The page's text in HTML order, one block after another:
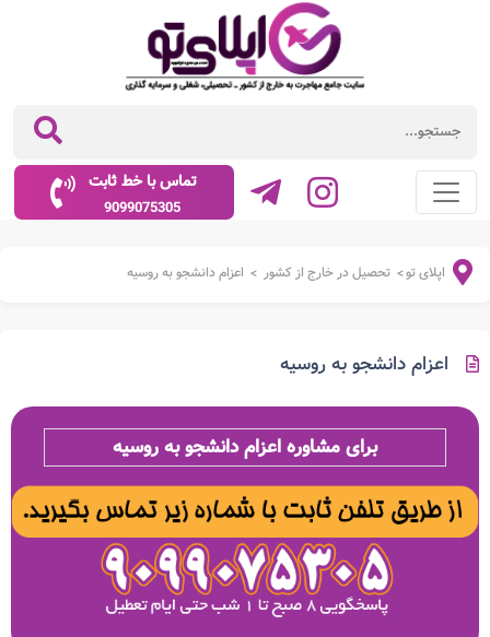
تماس با خط ثابت
9099075305
اپلای تو> تحصیل در خارج از کشور > اعزام دانشجو به روسیه
اعزام دانشجو به روسیه
برای مشاوره اعزام دانشجو به روسیه